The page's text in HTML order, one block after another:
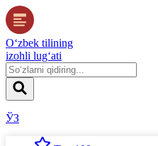
O‘zbek tilining
izohli lug‘ati
ЎЗ